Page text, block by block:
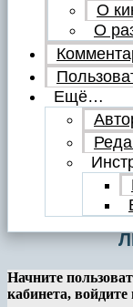
О
О
Ещё…
Начните
кабинета, войдите